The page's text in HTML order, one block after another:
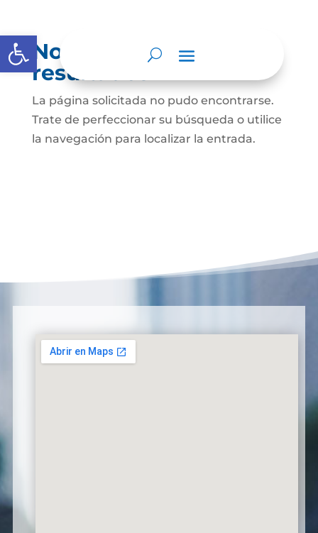
Abrir barra de herramientas
No se encontraron
resultados
La página solicitada no pudo encontrarse.
Trate de perfeccionar su búsqueda o utilice
la navegación para localizar la entrada.